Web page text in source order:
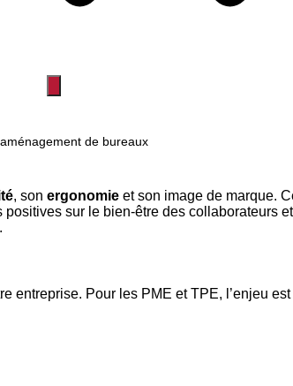
de bureaux
, son ergonomie et son image de marque.
sur le bien-être des collaborateurs
Pour les PME et TPE, l’enjeu est